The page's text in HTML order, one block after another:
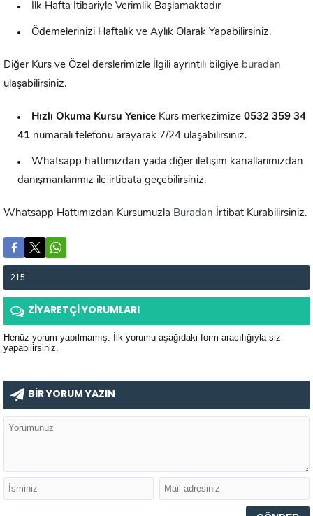
İlk Hafta İtibariyle Verimlik Başlamaktadır
Ödemelerinizi Haftalık ve Aylık Olarak Yapabilirsiniz.
Diğer Kurs ve Özel derslerimizle İlgili ayrıntılı bilgiye buradan
ulaşabilirsiniz.
Hızlı Okuma Kursu Yenice Kurs merkezimize 0532 359 34
41 numaralı telefonu arayarak 7/24 ulaşabilirsiniz.
Whatsapp hattımızdan yada diğer iletişim kanallarımızdan
danışmanlarımız ile irtibata geçebilirsiniz.
Whatsapp Hattımızdan Kursumuzla Buradan İrtibat Kurabilirsiniz.
215
ZİYARETÇİ YORUMLARI
Henüz yorum yapılmamış. İlk yorumu aşağıdaki form aracılığıyla siz
yapabilirsiniz.
BİR YORUM YAZIN